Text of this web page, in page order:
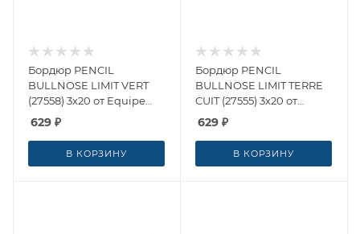
Бордюр PENCIL
BULLNOSE LIMIT VERT
(27558) 3x20 от Equipe
Ceramicas (Испания)
629 ₽
В КОРЗИНУ
Бордюр PENCIL
BULLNOSE LIMIT TERRE
CUIT (27555) 3x20 от
Equipe Ceramicas
629 ₽
В КОРЗИНУ